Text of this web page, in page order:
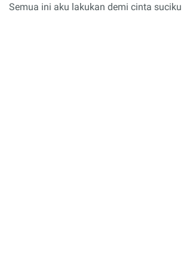
Semua ini aku lakukan demi cinta suciku